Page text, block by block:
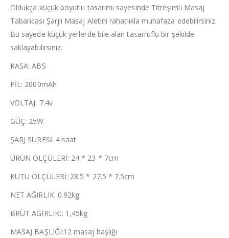
Oldukça küçük boyutlu tasarımı sayesinde Titreşimli Masaj
Tabancası Şarjlı Masaj Aletini rahatlıkla muhafaza edebilirsiniz.
Bu sayede küçük yerlerde bile alan tasarruflu bir şekilde
saklayabilirsiniz.
KASA: ABS
PİL: 2000mAh
VOLTAJ: 7.4v
GÜÇ: 25W
ŞARJ SÜRESİ: 4 saat
ÜRÜN ÖLÇÜLERİ: 24 * 23 * 7cm
KUTU ÖLÇÜLERİ: 28.5 * 27.5 * 7.5cm
NET AĞIRLIK: 0.92kg
BRÜT AĞIRLIKt: 1,45kg
MASAJ BAŞLIĞI:12 masaj başlığı